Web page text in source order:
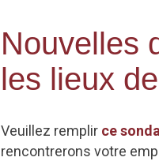
Nouvelles
les lieux
Veuillez remplir ce
rencontrerons votre